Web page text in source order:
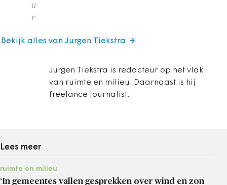
u
r
Jurgen Tiekstra is redacteur op het vlak
van ruimte en milieu. Daarnaast is hij
freelance journalist.
Bekijk alles van Jurgen Tiekstra
Lees meer
ruimte en milieu
‘In gemeentes vallen gesprekken over wind en zon